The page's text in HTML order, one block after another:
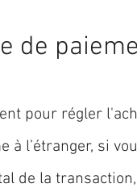
de
pour régler
à l’étranger, si
de la